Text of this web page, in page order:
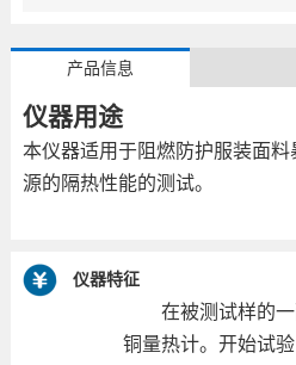
产品信息
仪器用途
本仪器适用于阻燃防护服装面
源的隔热性能的测试。
仪器特征
在被测试样的
铜量热计。开始试